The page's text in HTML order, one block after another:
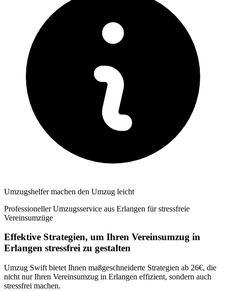
Umzugshelfer machen den Umzug leicht
Professioneller Umzugsservice aus Erlangen für stressfreie
Vereinsumzüge
Effektive Strategien, um Ihren Vereinsumzug in
Erlangen stressfrei zu gestalten
Umzug Swift bietet Ihnen maßgeschneiderte Strategien ab 26€, die
nicht nur Ihren Vereinsumzug in Erlangen effizient, sondern auch
stressfrei machen.